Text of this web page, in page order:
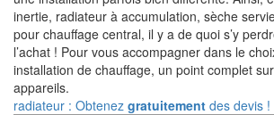
inertie, radiateur à accumulation, sèche
pour chauffage central, il y a de quoi s’y
l’achat ! Pour vous accompagner dans le
installation de chauffage, un point complet
appareils.
radiateur : Obtenez gratuitement des devis !